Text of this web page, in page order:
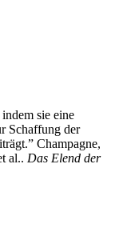
sie eine
Schaffung der
Champagne,
al.. Das Elend der